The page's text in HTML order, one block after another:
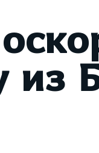
из